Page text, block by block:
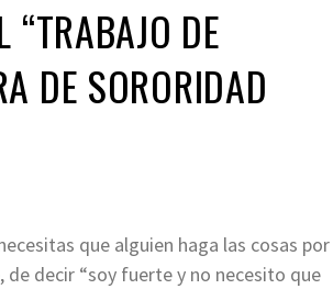
“TRABAJO DE
DE SORORIDAD
que alguien haga las cosas por
decir “soy fuerte y no necesito que